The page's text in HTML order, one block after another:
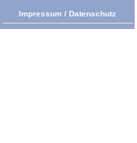
Impressum / Datenschutz